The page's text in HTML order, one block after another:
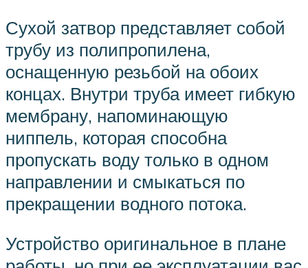
Сухой затвор представляет собой
трубу из полипропилена,
оснащенную резьбой на обоих
концах. Внутри труба имеет гибкую
мембрану, напоминающую
ниппель, которая способна
пропускать воду только в одном
направлении и смыкаться по
прекращении водного потока.
Устройство оригинальное в плане